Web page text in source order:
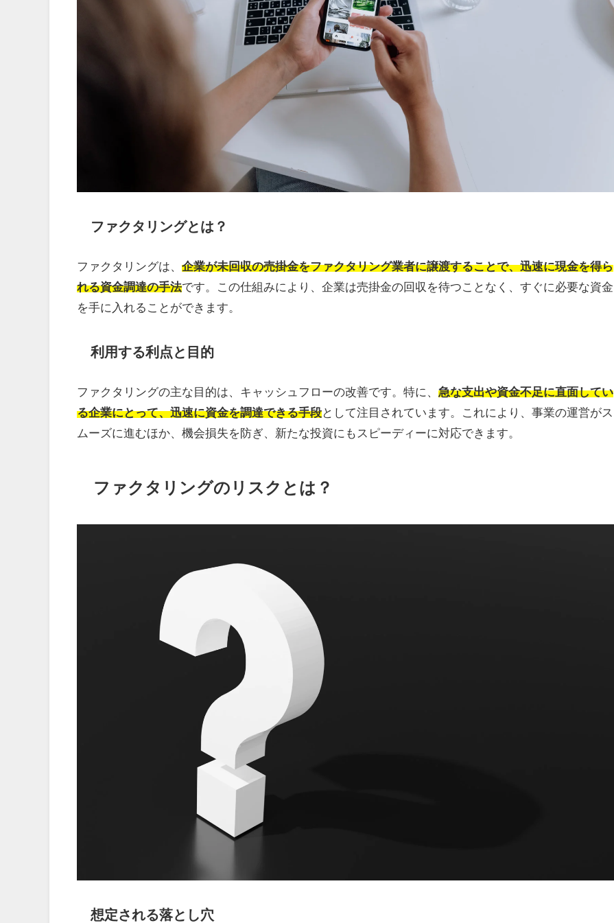
ファクタリングとは？
ファクタリングは、 企業が未回収の売掛金をファクタリング業者に譲渡することで、迅速に現金を得ら
れる資金調達の手法です。この仕組みにより、企業は売掛金の回収を待つことなく、すぐに必要な資金
を手に入れることができます。
利用する利点と目的
ファクタリングの主な目的は、キャッシュフローの改善です。特に、 急な支出や資金不足に直面してい
る企業にとって、迅速に資金を調達できる手段として注目されています。これにより、事業の運営がス
ムーズに進むほか、機会損失を防ぎ、新たな投資にもスピーディーに対応できます。
ファクタリングのリスクとは？
想定される落とし穴